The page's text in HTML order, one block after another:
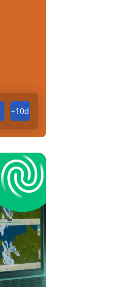
+10d